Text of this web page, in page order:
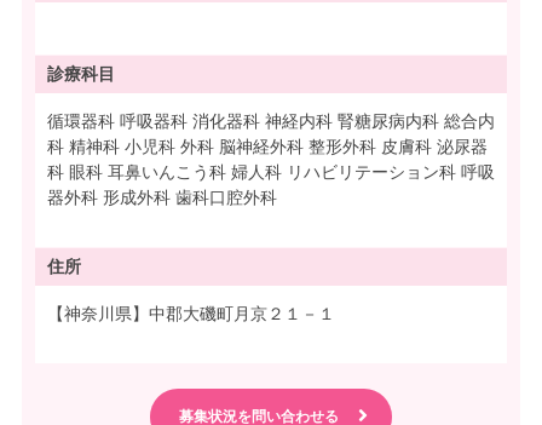
診療科目
循環器科 呼吸器科 消化器科 神経内科 腎糖尿病内科 総合内
科 精神科 小児科 外科 脳神経外科 整形外科 皮膚科 泌尿器
科 眼科 耳鼻いんこう科 婦人科 リハビリテーション科 呼吸
器外科 形成外科 歯科口腔外科
住所
【神奈川県】中郡大磯町月京２１－１